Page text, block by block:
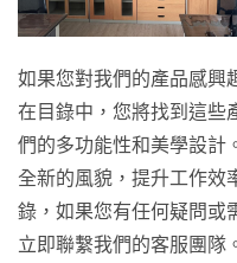
如果您對我們的產品感興
在目錄中，您將找到這些
們的多功能性和美學設計
全新的風貌，提升工作效
錄，如果您有任何疑問或
立即聯繫我們的客服團隊